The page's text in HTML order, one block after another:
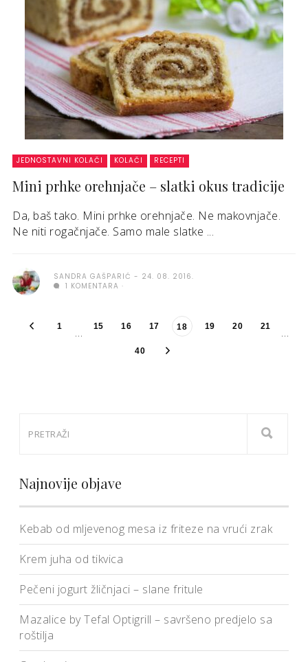
JEDNOSTAVNI KOLAČI KOLAČI RECEPTI
Mini prhke orehnjače – slatki okus tradicije
Da, baš tako. Mini prhke orehnjače. Ne makovnjače.
Ne niti rogačnjače. Samo male slatke ...
SANDRA GAŠPARIĆ
24. 08. 2016.
1 KOMENTARA
1 … 15 16 17 18 19 20 21 …
40
Najnovije objave
Kebab od mljevenog mesa iz friteze na vrući zrak
Krem juha od tikvica
Pečeni jogurt žličnjaci – slane fritule
Mazalice by Tefal Optigrill – savršeno predjelo sa
roštilja